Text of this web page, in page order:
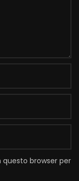
questo browser per